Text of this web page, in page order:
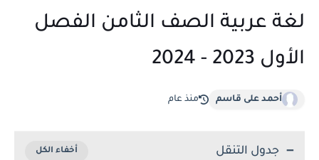
عربية الصف الثامن الفصل
- 2024
أحمد على قاسم منذ عام
جدول التنقل